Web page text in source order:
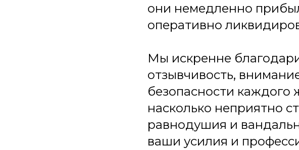
они немедленно
оперативно
Мы искренне
отзывчивость,
безопасности
насколько неприятно
равнодушия и
ваши усилия и